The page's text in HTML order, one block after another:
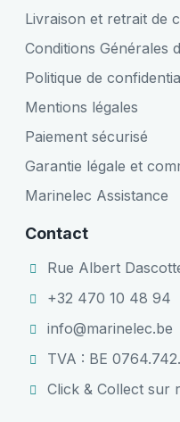
Livraison et retrait de
Conditions Générales
Politique de
Mentions légales
Paiement sécurisé
Garantie légale et
Marinelec Assistance
Contact
Rue Albert
+32 470 10 48 94
info@marinelec.be
TVA : BE
Click & Collect sur